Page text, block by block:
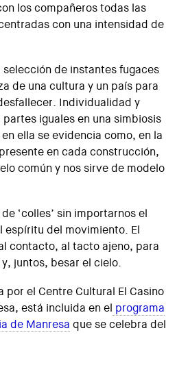
los compañeros todas las
con una intensidad de
de instantes fugaces
de una cultura y un país para
Individualidad y
iguales en una simbiosis
ella se evidencia como, en la
en cada construcción,
común y nos sirve de modelo
‘colles’ sin importarnos el
espíritu del movimiento. El
contacto, al tacto ajeno, para
juntos, besar el cielo.
por el Centre Cultural El Casino
está incluida en el programa
de Manresa que se celebra del